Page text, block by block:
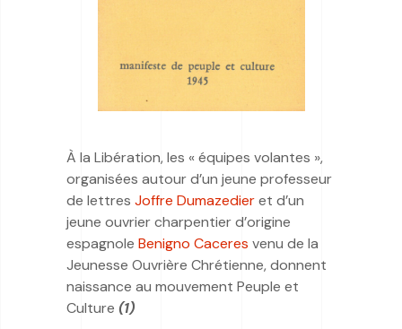
À la Libération, les « équipes volantes »,
organisées autour d’un jeune professeur
de lettres Joffre Dumazedieret d’un
jeune ouvrier charpentier d’origine
espagnole Benigno Caceres venu de la
Jeunesse Ouvrière Chrétienne, donnent
naissance au mouvement Peuple et
Culture (1)